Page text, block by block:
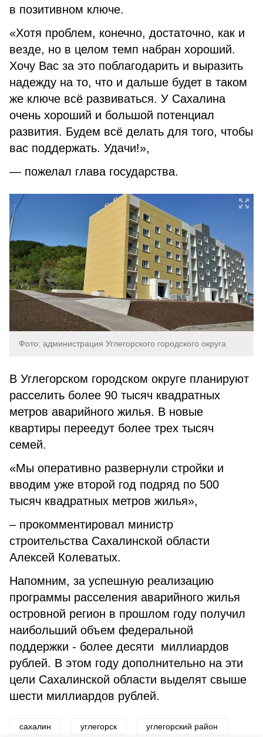
в позитивном ключе.
«Хотя проблем, конечно, достаточно, как и
везде, но в целом темп набран хороший.
Хочу Вас за это поблагодарить и выразить
надежду на то, что и дальше будет в таком
же ключе всё развиваться. У Сахалина
очень хороший и большой потенциал
развития. Будем всё делать для того, чтобы
вас поддержать. Удачи!»,
— пожелал глава государства.
Фото: администрация Углегорского городского округа
В Углегорском городском округе планируют
расселить более 90 тысяч квадратных
метров аварийного жилья. В новые
квартиры переедут более трех тысяч
семей.
«Мы оперативно развернули стройки и
вводим уже второй год подряд по 500
тысяч квадратных метров жилья»,
– прокомментировал министр
строительства Сахалинской области
Алексей Колеватых.
Напомним, за успешную реализацию
программы расселения аварийного жилья
островной регион в прошлом году получил
наибольший объем федеральной
поддержки - более десяти миллиардов
рублей. В этом году дополнительно на эти
цели Сахалинской области выделят свыше
шести миллиардов рублей.
сахалин углегорск углегорский район